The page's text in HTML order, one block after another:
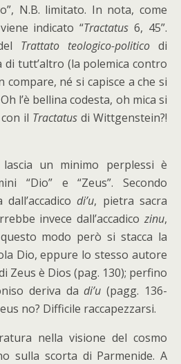
N.B. limitato. In nota, come
indicato “Tractatus 6, 45”.
Trattato teologico-politico di
di tutt’altro (la polemica contro
compare, né si capisce a che si
l’è bellina codesta, oh mica si
il Tractatus di Wittgenstein?!
un minimo perplessi è
“Dio” e “Zeus”. Secondo
dall’accadicodi’u, pietra sacra
invece dall’accadicozinu,
modo però si stacca la
Dio, eppure lo stesso autore
Zeus è Dios (pag. 130); perfino
deriva dadi’u (pagg. 136-
no? Difficile raccapezzarsi.
nella visione del cosmo
sulla scorta di Parmenide. A